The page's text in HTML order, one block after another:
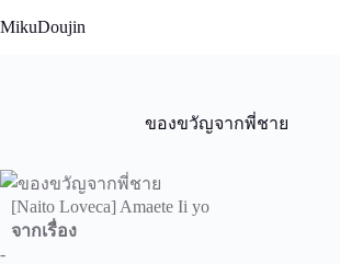
to
MikuDoujin
ของขวัญจากพี่ชาย
[Naito Loveca] Amaete Ii yo
จากเรื่อง
-